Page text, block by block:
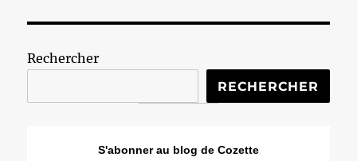
Rechercher
RECHERCHER
S'abonner au blog de Cozette